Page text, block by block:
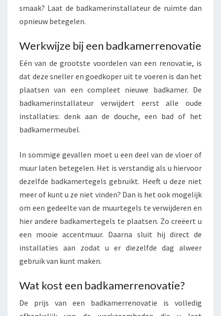
smaak? Laat de badkamerinstallateur de ruimte dan
opnieuw betegelen.
Werkwijze bij een badkamerrenovatie
Eén van de grootste voordelen van een renovatie, is
dat deze sneller en goedkoper uit te voeren is dan het
plaatsen van een compleet nieuwe badkamer. De
badkamerinstallateur verwijdert eerst alle oude
installaties: denk aan de douche, een bad of het
badkamermeubel.
In sommige gevallen moet u een deel van de vloer of
muur laten betegelen. Het is verstandig als u hiervoor
dezelfde badkamertegels gebruikt. Heeft u deze niet
meer of kunt u ze niet vinden? Dan is het ook mogelijk
om een gedeelte van de muurtegels te verwijderen en
hier andere badkamertegels te plaatsen. Zo creëert u
een mooie accentmuur. Daarna sluit hij direct de
installaties aan zodat u er diezelfde dag alweer
gebruik van kunt maken.
Wat kost een badkamerrenovatie?
De prijs van een badkamerrenovatie is volledig